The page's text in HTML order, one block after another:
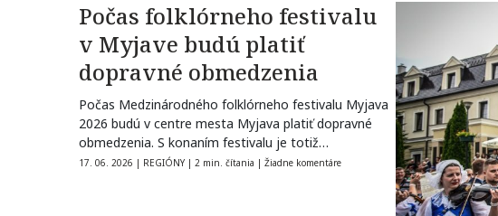
Počas folklórneho festivalu
v Myjave budú platiť
dopravné obmedzenia
Počas Medzinárodného folklórneho festivalu Myjava
2026 budú v centre mesta Myjava platiť dopravné
obmedzenia. S konaním festivalu je totiž
každoročne…
17. 06. 2026 | REGIÓNY | 2 min. čítania | Žiadne komentáre